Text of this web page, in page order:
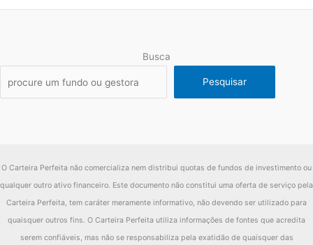
Busca
Pesquisar
O Carteira Perfeita não comercializa nem distribui quotas de fundos de investimento ou
qualquer outro ativo financeiro. Este documento não constitui uma oferta de serviço pela
Carteira Perfeita, tem caráter meramente informativo, não devendo ser utilizado para
quaisquer outros fins. O Carteira Perfeita utiliza informações de fontes que acredita
serem confiáveis, mas não se responsabiliza pela exatidão de quaisquer das